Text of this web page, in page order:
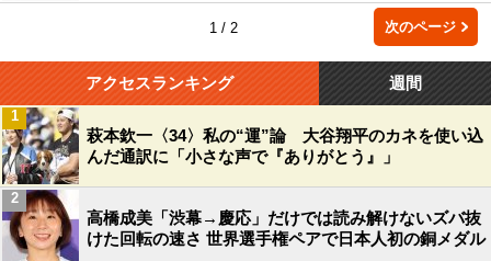
1 / 2 次のページ
アクセスランキング 週間
萩本欽一〈34〉私の“運”論 大谷翔平のカネを使い込
んだ通訳に「小さな声で『ありがとう』」
1
高橋成美「渋幕→慶応」だけでは読み解けないズバ抜
けた回転の速さ 世界選手権ペアで日本人初の銅メダル
2